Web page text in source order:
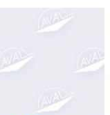
to true.
and remove it.